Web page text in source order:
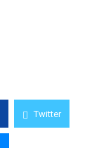
Twitter